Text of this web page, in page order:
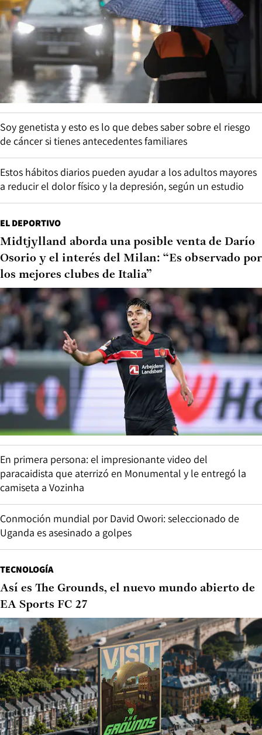
Soy genetista y esto es lo que debes saber sobre el riesgo
de cáncer si tienes antecedentes familiares
Estos hábitos diarios pueden ayudar a los adultos mayores
a reducir el dolor físico y la depresión, según un estudio
EL DEPORTIVO
Midtjylland aborda una posible venta de Darío
Osorio y el interés del Milan: “Es observado por
los mejores clubes de Italia”
En primera persona: el impresionante video del
paracaidista que aterrizó en Monumental y le entregó la
camiseta a Vozinha
Conmoción mundial por David Owori: seleccionado de
Uganda es asesinado a golpes
TECNOLOGÍA
Así es The Grounds, el nuevo mundo abierto de
EA Sports FC 27